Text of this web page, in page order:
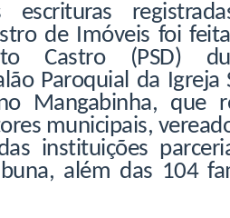
de Imóveis foi
Castro (PSD)
Paroquial da Igreja
Mangabinha, que
municipais,
instituições
além das 104